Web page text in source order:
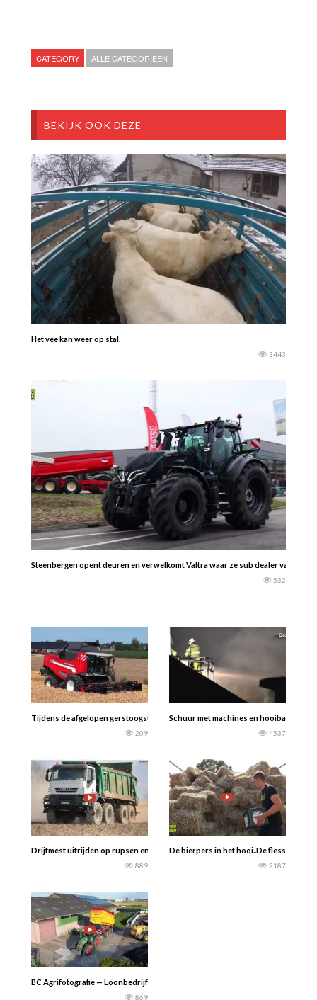
CATEGORY ALLE CATEGORIEËN
BEKIJK OOK DEZE
Het vee kan weer op stal.
3443
Steenbergen opent deuren en verwelkomt Valtra waar ze sub dealer van
532
Tijdens de afgelopen gerstoogst konden we ook Loonwerken Gesquière
209
Schuur met machines en hooibalen
4537
Drijfmest uitrijden op rupsen en kalkstrooien met een 8×8 truck in
889
De bierpers in het hooi..De flessen
2187
BC Agrifotografie — Loonbedrijf Stassen. Eerste gras van 2024 hakselen met
869